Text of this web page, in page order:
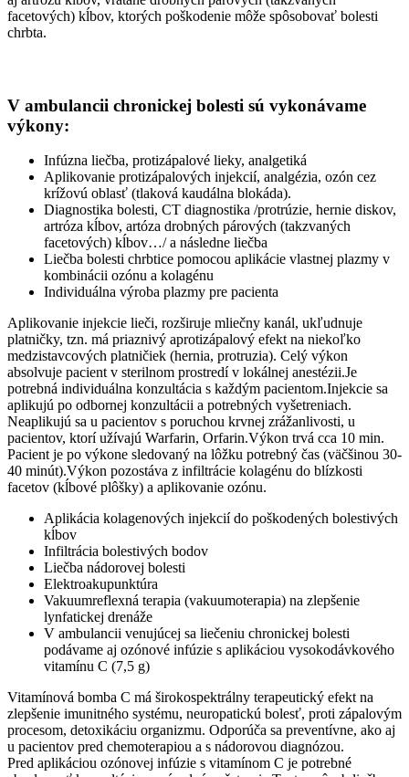
facetových) kĺbov, ktorých poškodenie môže spôsobovať bolesti
chrbta.
V ambulancii chronickej bolesti sú vykonávame
výkony:
Infúzna liečba, protizápalové lieky, analgetiká
Aplikovanie protizápalových injekcií, analgézia, ozón cez
krížovú oblasť (tlaková kaudálna blokáda).
Diagnostika bolesti, CT diagnostika /protrúzie, hernie diskov,
artróza kĺbov, artóza drobných párových (takzvaných
facetových) kĺbov…/ a následne liečba
Liečba bolesti chrbtice pomocou aplikácie vlastnej plazmy v
kombinácii ozónu a kolagénu
Individuálna výroba plazmy pre pacienta
Aplikovanie injekcie lieči, rozširuje mliečny kanál, ukľudnuje
platničky, tzn. má priaznivý aprotizápalový efekt na niekoľko
medzistavcových platničiek (hernia, protruzia). Celý výkon
absolvuje pacient v sterilnom prostredí v lokálnej anestézii.Je
potrebná individuálna konzultácia s každým pacientom.Injekcie sa
aplikujú po odbornej konzultácii a potrebných vyšetreniach.
Neaplikujú sa u pacientov s poruchou krvnej zrážanlivosti, u
pacientov, ktorí užívajú Warfarin, Orfarin.Výkon trvá cca 10 min.
Pacient je po výkone sledovaný na lôžku potrebný čas (väčšinou 30-
40 minút).Výkon pozostáva z infiltrácie kolagénu do blízkosti
facetov (kĺbové plôšky) a aplikovanie ozónu.
Aplikácia kolagenových injekcií do poškodených bolestivých
kĺbov
Infiltrácia bolestivých bodov
Liečba nádorovej bolesti
Elektroakupunktúra
Vakuumreflexná terapia (vakuumoterapia) na zlepšenie
lynfatickej drenáže
V ambulancii venujúcej sa liečeniu chronickej bolesti
podávame aj ozónové infúzie s aplikáciou vysokodávkového
vitamínu C (7,5 g)
Vitamínová bomba C má širokospektrálny terapeutický efekt na
zlepšenie imunitného systému, neuropatickú bolesť, proti zápalovým
procesom, detoxikáciu organizmu. Odporúča sa preventívne, ako aj
u pacientov pred chemoterapiou a s nádorovou diagnózou.
Pred aplikáciou ozónovej infúzie s vitamínom C je potrebné